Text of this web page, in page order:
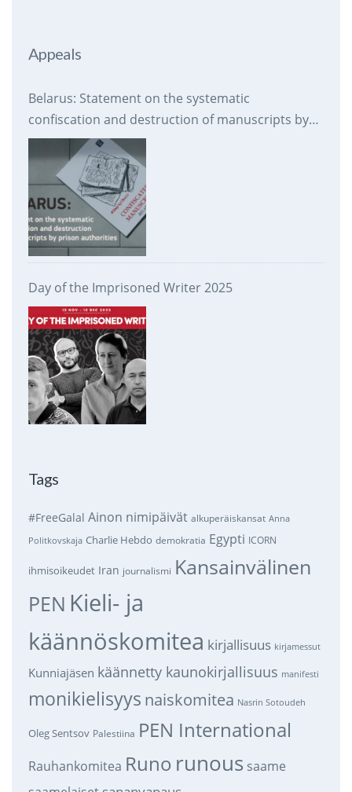
Appeals
Belarus: Statement on the systematic
confiscation and destruction of manuscripts by
prison authorities
Day of the Imprisoned Writer 2025
Tags
#FreeGalal Ainon nimipäivät alkuperäiskansat Anna
Politkovskaja Charlie Hebdo demokratia Egypti ICORN
ihmisoikeudet Iran journalismi Kansainvälinen
PEN Kieli- ja
käännöskomitea kirjallisuus kirjamessut
Kunniajäsen käännetty kaunokirjallisuus manifesti
monikielisyys naiskomitea Nasrin Sotoudeh
Oleg Sentsov Palestiina PEN International
Rauhankomitea Runo runous saame